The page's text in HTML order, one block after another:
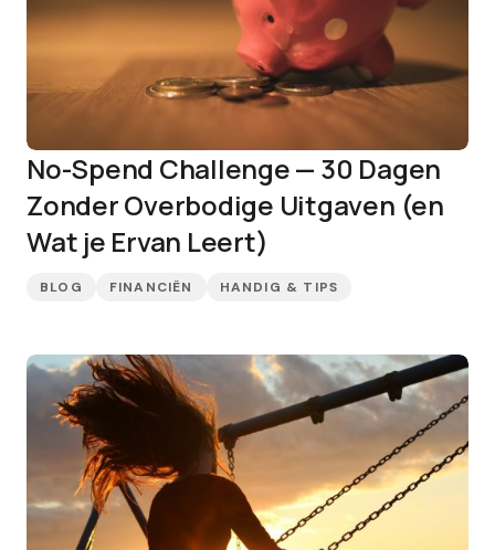
No-Spend Challenge — 30 Dagen
Zonder Overbodige Uitgaven (en
Wat je Ervan Leert)
BLOG FINANCIËN HANDIG & TIPS